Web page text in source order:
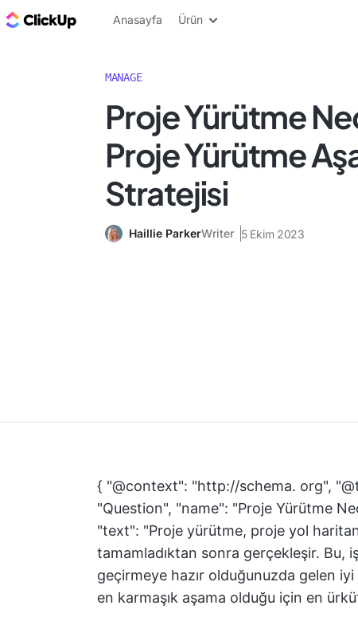
ClickUp Blog
Anasayfa Ürün
MANAGE
Proje Yürütme
Proje Yürütme
Stratejisi
Haillie ParkerWriter 5 Ekim 2023
{ "@context": "http://schema. org",
"Question", "name": "Proje Yürütme
"text": "Proje yürütme, proje yol
tamamladıktan sonra gerçekleşir. Bu,
geçirmeye hazır olduğunuzda gelen iyi
en karmaşık aşama olduğu için en